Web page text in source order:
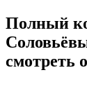
Полный
смотреть